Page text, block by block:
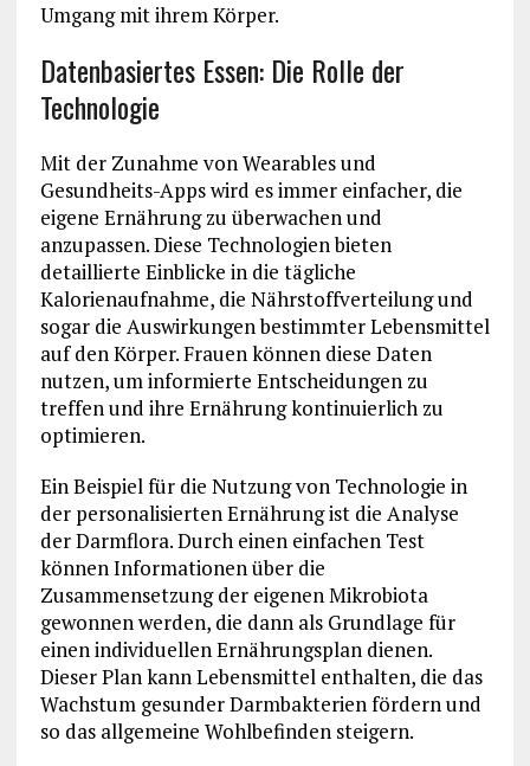
Umgang mit ihrem Körper.
Datenbasiertes Essen: Die Rolle der
Technologie
Mit der Zunahme von Wearables und
Gesundheits-Apps wird es immer einfacher, die
eigene Ernährung zu überwachen und
anzupassen. Diese Technologien bieten
detaillierte Einblicke in die tägliche
Kalorienaufnahme, die Nährstoffverteilung und
sogar die Auswirkungen bestimmter Lebensmittel
auf den Körper. Frauen können diese Daten
nutzen, um informierte Entscheidungen zu
treffen und ihre Ernährung kontinuierlich zu
optimieren.
Ein Beispiel für die Nutzung von Technologie in
der personalisierten Ernährung ist die Analyse
der Darmflora. Durch einen einfachen Test
können Informationen über die
Zusammensetzung der eigenen Mikrobiota
gewonnen werden, die dann als Grundlage für
einen individuellen Ernährungsplan dienen.
Dieser Plan kann Lebensmittel enthalten, die das
Wachstum gesunder Darmbakterien fördern und
so das allgemeine Wohlbefinden steigern.